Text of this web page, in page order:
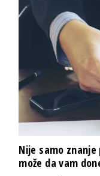
Nije samo
može da vam